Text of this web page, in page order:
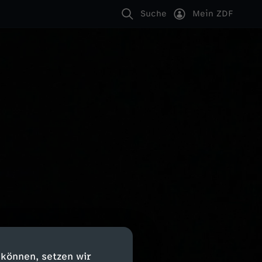
setzen wir
Suche Mein ZDF